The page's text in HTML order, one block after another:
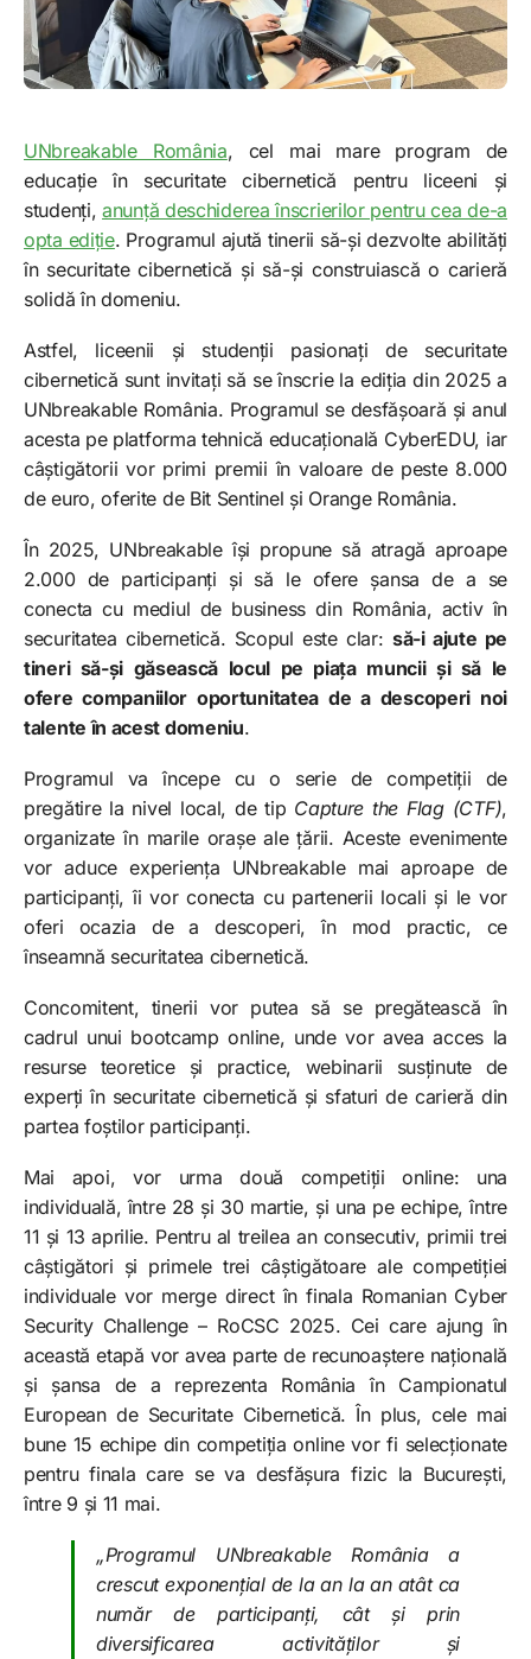
UNbreakable România, cel mai mare program de
educație în securitate cibernetică pentru liceeni și
studenți,anunță deschiderea înscrierilor pentru cea de-a
opta ediție. Programul ajută tinerii să-și dezvolte abilități
în securitate cibernetică și să-și construiască o carieră
solidă în domeniu.
Astfel, liceenii și studenții pasionați de securitate
cibernetică sunt invitați să se înscrie la ediția din 2025 a
UNbreakable România. Programul se desfășoară și anul
acesta pe platforma tehnică educațională CyberEDU, iar
câștigătorii vor primi premii în valoare de peste 8.000
de euro, oferite de Bit Sentinel și Orange România.
În 2025, UNbreakable își propune să atragă aproape
2.000 de participanți și să le ofere șansa de a se
conecta cu mediul de business din România, activ în
securitatea cibernetică. Scopul este clar: să-i ajute pe
tineri să-și găsească locul pe piața muncii și să le
ofere companiilor oportunitatea de a descoperi noi
talente în acest domeniu.
Programul va începe cu o serie de competiții de
pregătire la nivel local, de tip Capture the Flag (CTF),
organizate în marile orașe ale țării. Aceste evenimente
vor aduce experiența UNbreakable mai aproape de
participanți, îi vor conecta cu partenerii locali și le vor
oferi ocazia de a descoperi, în mod practic, ce
înseamnă securitatea cibernetică.
Concomitent, tinerii vor putea să se pregătească în
cadrul unui bootcamp online, unde vor avea acces la
resurse teoretice și practice, webinarii susținute de
experți în securitate cibernetică și sfaturi de carieră din
partea foștilor participanți.
Mai apoi, vor urma două competiții online: una
individuală, între 28 și 30 martie, și una pe echipe, între
11 și 13 aprilie. Pentru al treilea an consecutiv, primii trei
câștigători și primele trei câștigătoare ale competiției
individuale vor merge direct în finala Romanian Cyber
Security Challenge – RoCSC 2025. Cei care ajung în
această etapă vor avea parte de recunoaștere națională
și șansa de a reprezenta România în Campionatul
European de Securitate Cibernetică. În plus, cele mai
bune 15 echipe din competiția online vor fi selecționate
pentru finala care se va desfășura fizic la București,
între 9 și 11 mai.
„Programul UNbreakable România a
crescut exponențial de la an la an atât ca
număr de participanți, cât și prin
diversificarea activităților și